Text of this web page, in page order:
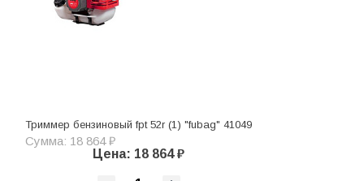
Триммер бензиновый fpt 52r (1) "fubag" 41049
Сумма: 18 864 ₽
Цена: 18 864 ₽